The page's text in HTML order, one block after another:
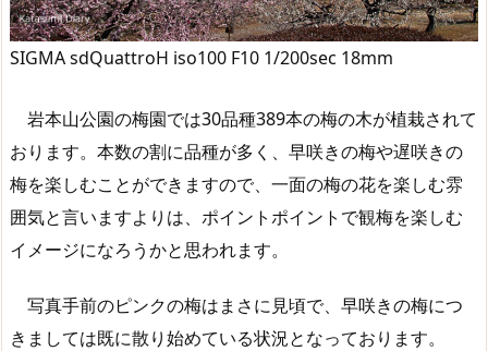
SIGMA sdQuattroH iso100 F10 1/200sec 18mm
岩本山公園の梅園では30品種389本の梅の木が植栽されて
おります。本数の割に品種が多く、早咲きの梅や遅咲きの
梅を楽しむことができますので、一面の梅の花を楽しむ雰
囲気と言いますよりは、ポイントポイントで観梅を楽しむ
イメージになろうかと思われます。
写真手前のピンクの梅はまさに見頃で、早咲きの梅につ
きましては既に散り始めている状況となっております。